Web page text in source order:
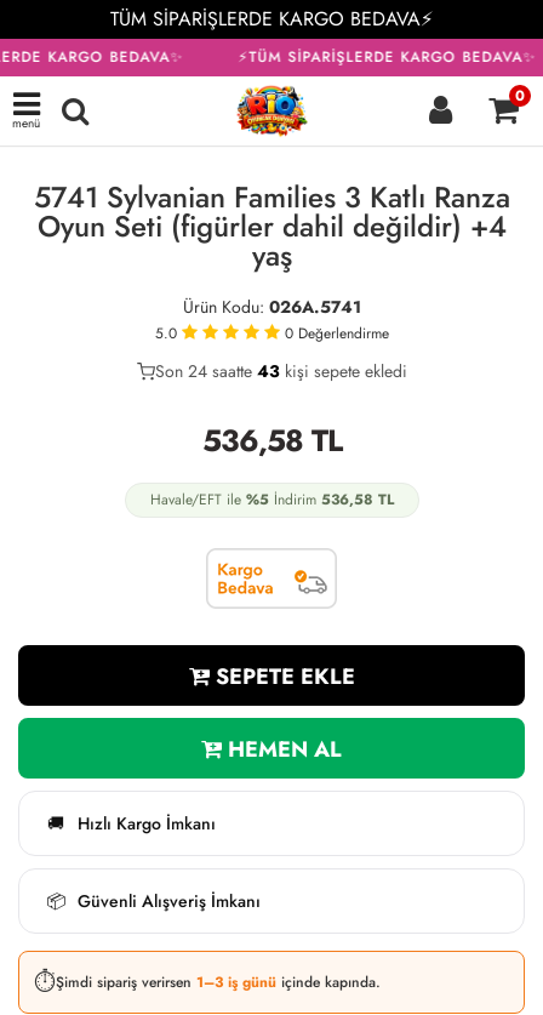
TÜM SİPARİŞLERDE KARGO BEDAVA⚡
KARGO BEDAVA✨ ⚡TÜM SİPARİŞLERDE KARGO BEDAVA✨
menü
0
5741 Sylvanian Families 3 Katlı Ranza
Oyun Seti (figürler dahil değildir) +4
yaş
Ürün Kodu: 026A.5741
5.0 0 Değerlendirme
30
Son 24 saatte 43 kişi sepete ekledi
16
536,58TL
Havale/EFT ile %5İndirim 536,58 TL
SEPETE EKLE
HEMEN AL
🚚 Hızlı Kargo İmkanı
📦 Güvenli Alışveriş İmkanı
⏱️Şimdi sipariş verirsen 1–3 iş günü içinde kapında.